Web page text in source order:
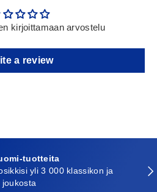
kirjoittamaan arvostelu
a review
tuotteita
yli 3 000 klassikon ja